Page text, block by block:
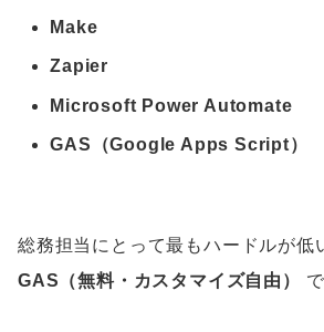
Make
Zapier
Microsoft Power Automate
GAS（Google Apps Script）
総務担当にとって最もハードルが低
GAS（無料・カスタマイズ自由）